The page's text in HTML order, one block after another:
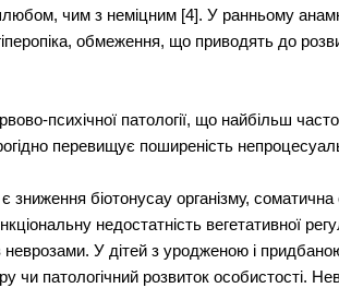
чим з неміцним [4]. У ранньому
обмеження, що приводять до
психічної патології, що найбільш
перевищує поширеність
зниження біотонусау організму,
недостатність вегетативної
неврозами. У дітей з уродженою і
чи патологічний розвиток особистості.